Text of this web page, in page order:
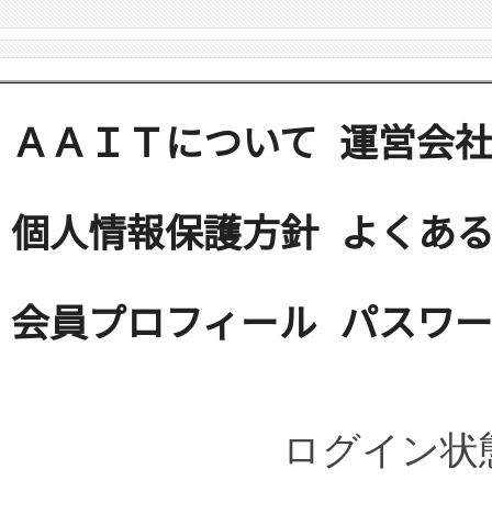
ＡＡＩＴについて 運営会社
個人情報保護方針 よくあ
会員プロフィール パスワ
ログイン